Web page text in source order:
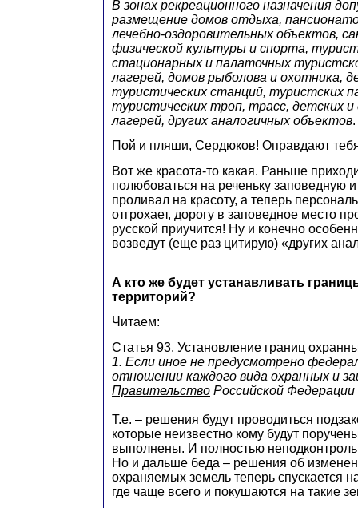
В зонах рекреационного назначения
размещение домов отдыха,
лечебно-оздоровительных объектов,
физической культуры и спорта,
стационарных и палаточных
лагерей, домов рыболова и охотника,
туристических станций, туристских
туристических троп, трасс, детских
лагерей, других аналогичных объектов.
Пой и пляши, Сердюков! Оправдают
Вот же красота-то какая. Раньше
полюбоваться на реченьку заповедную
проливал на красоту, а теперь
отгрохает, дорогу в заповедное место
русской приучится! Ну и конечно
возведут (еще раз цитирую) «других
А кто же будет устанавливать
территорий?
Читаем:
Статья 93. Установление границ
1. Если иное не предусмотрено
отношении каждого вида охранных и
Правительство Российской Федерации
Т.е. – решения будут проводиться
которые неизвестно кому будут
выполнены. И полностью
Но и дальше беда – решения об
охраняемых земель теперь спускается
где чаще всего и покушаются на такие